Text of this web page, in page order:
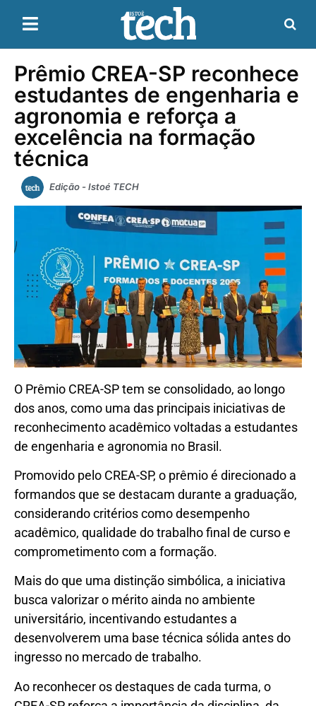
Prêmio CREA-SP reconhece
estudantes de engenharia e
agronomia e reforça a
excelência na formação
técnica
Edição - Istoé TECH
O Prêmio CREA-SP tem se consolidado, ao longo
dos anos, como uma das principais iniciativas de
reconhecimento acadêmico voltadas a estudantes
de engenharia e agronomia no Brasil.
Promovido pelo CREA-SP, o prêmio é direcionado a
formandos que se destacam durante a graduação,
considerando critérios como desempenho
acadêmico, qualidade do trabalho final de curso e
comprometimento com a formação.
Mais do que uma distinção simbólica, a iniciativa
busca valorizar o mérito ainda no ambiente
universitário, incentivando estudantes a
desenvolverem uma base técnica sólida antes do
ingresso no mercado de trabalho.
Ao reconhecer os destaques de cada turma, o